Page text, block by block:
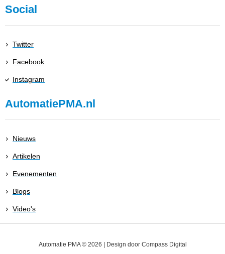
Social
Twitter
Facebook
Instagram
AutomatiePMA.nl
Nieuws
Artikelen
Evenementen
Blogs
Video's
Automatie PMA © 2026 | Design door Compass Digital